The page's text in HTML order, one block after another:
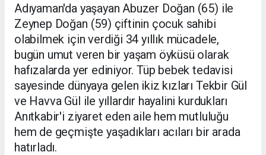
Adıyaman'da yaşayan Abuzer Doğan (65) ile
Zeynep Doğan (59) çiftinin çocuk sahibi
olabilmek için verdiği 34 yıllık mücadele,
bugün umut veren bir yaşam öyküsü olarak
hafızalarda yer ediniyor. Tüp bebek tedavisi
sayesinde dünyaya gelen ikiz kızları Tekbir Gül
ve Havva Gül ile yıllardır hayalini kurdukları
Anıtkabir'i ziyaret eden aile hem mutluluğu
hem de geçmişte yaşadıkları acıları bir arada
hatırladı.